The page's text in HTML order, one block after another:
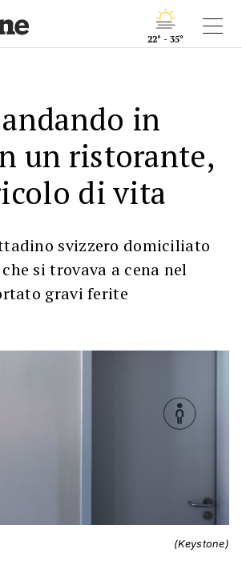
22° - 35°
in
un ristorante,
di vita
svizzero domiciliato
si trovava a cena nel
gravi ferite
(Keystone)